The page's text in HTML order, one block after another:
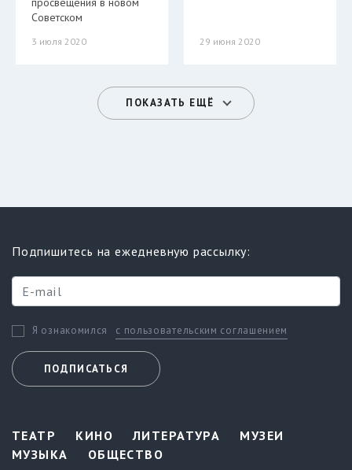
Советском
3 июля 2020 29 июня 2020
ПОКАЗАТЬ ЕЩЁ
Подпишитесь на ежедневную рассылку:
Я ознакомился с пользовательским соглашением
ПОДПИСАТЬСЯ
ТЕАТР КИНО ЛИТЕРАТУРА
МУЗЕИ
МУЗЫКА
ОБЩЕСТВО